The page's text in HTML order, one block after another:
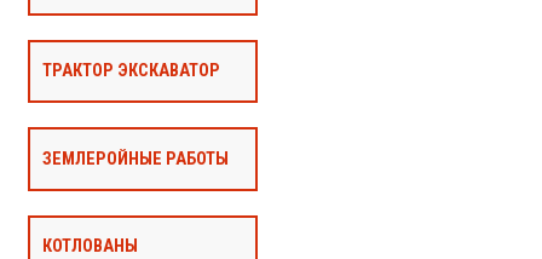
ТРАКТОР ЭКСКАВАТОР
ЗЕМЛЕРОЙНЫЕ РАБОТЫ
КОТЛОВАНЫ